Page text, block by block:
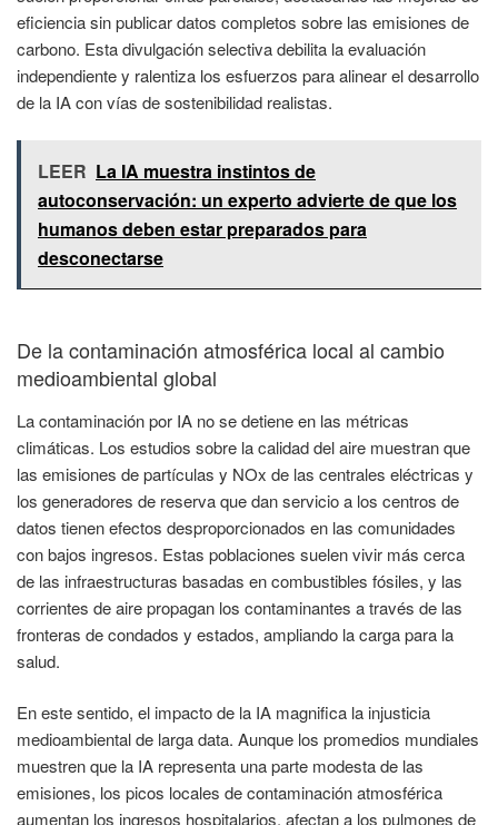
eficiencia sin publicar datos completos sobre las emisiones de
carbono. Esta divulgación selectiva debilita la evaluación
independiente y ralentiza los esfuerzos para alinear el desarrollo
de la IA con vías de sostenibilidad realistas.
LEER La IA muestra instintos de
autoconservación: un experto advierte de que los
humanos deben estar preparados para
desconectarse
De la contaminación atmosférica local al cambio
medioambiental global
La contaminación por IA no se detiene en las métricas
climáticas. Los estudios sobre la calidad del aire muestran que
las emisiones de partículas y NOx de las centrales eléctricas y
los generadores de reserva que dan servicio a los centros de
datos tienen efectos desproporcionados en las comunidades
con bajos ingresos. Estas poblaciones suelen vivir más cerca
de las infraestructuras basadas en combustibles fósiles, y las
corrientes de aire propagan los contaminantes a través de las
fronteras de condados y estados, ampliando la carga para la
salud.
En este sentido, el impacto de la IA magnifica la injusticia
medioambiental de larga data. Aunque los promedios mundiales
muestren que la IA representa una parte modesta de las
emisiones, los picos locales de contaminación atmosférica
aumentan los ingresos hospitalarios, afectan a los pulmones de